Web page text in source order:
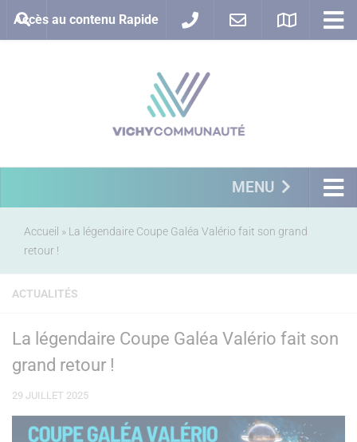
Accès au contenu Rapide
MENU
Accueil » La légendaire Coupe Galéa Valério fait son grand
retour !
ACTUALITÉS
La légendaire Coupe Galéa Valério fait son
grand retour !
29 JUILLET 2025